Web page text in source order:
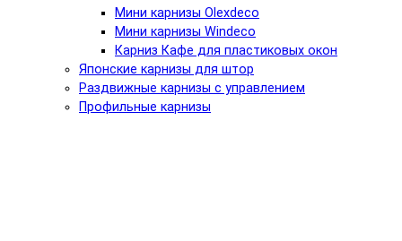
Мини карнизы Olexdeco
Мини карнизы Windeco
Карниз Кафе для пластиковых окон
Японские карнизы для штор
Раздвижные карнизы с управлением
Профильные карнизы